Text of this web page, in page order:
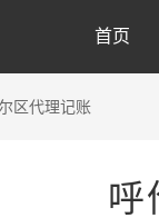
首页
区代理记账
呼